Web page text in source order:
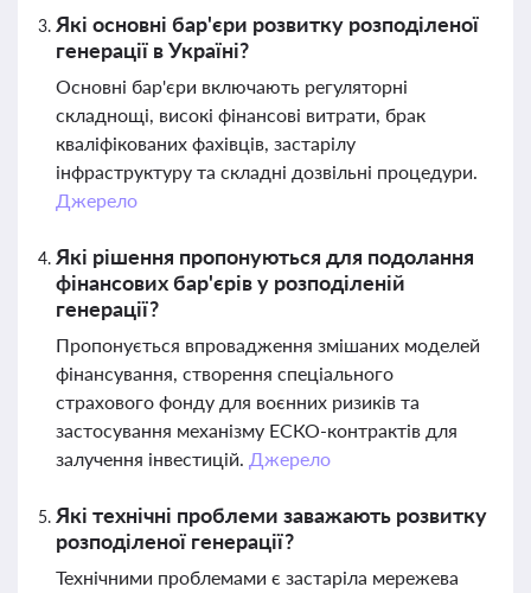
Які основні бар'єри розвитку розподіленої
генерації в Україні?
Основні бар'єри включають регуляторні
складнощі, високі фінансові витрати, брак
кваліфікованих фахівців, застарілу
інфраструктуру та складні дозвільні процедури.
Джерело
Які рішення пропонуються для подолання
фінансових бар'єрів у розподіленій
генерації?
Пропонується впровадження змішаних моделей
фінансування, створення спеціального
страхового фонду для воєнних ризиків та
застосування механізму ЕСКО-контрактів для
залучення інвестицій. Джерело
Які технічні проблеми заважають розвитку
розподіленої генерації?
Технічними проблемами є застаріла мережева